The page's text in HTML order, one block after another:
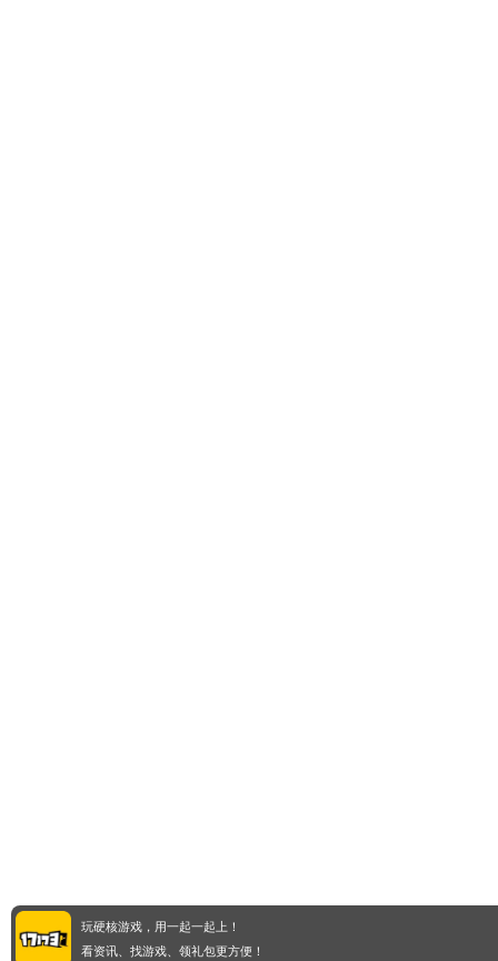
玩硬核游戏，用一起一起上！
看资讯、找游戏、领礼包更方便！